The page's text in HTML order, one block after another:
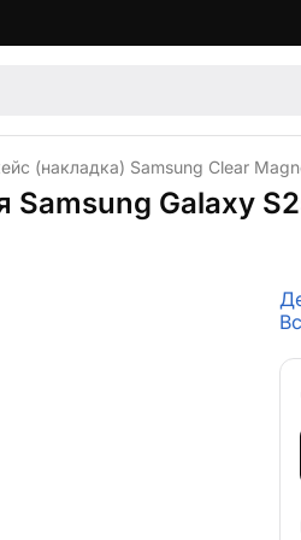
(накладка) Samsung Clear
Samsung Galaxy